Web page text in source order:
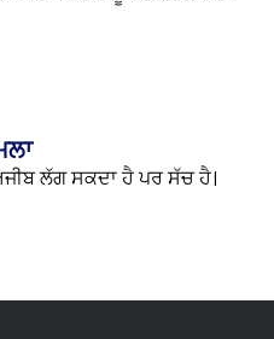
ਲੱਗ ਸਕਦਾ ਹੈ ਪਰ ਸੱਚ ਹੈ।